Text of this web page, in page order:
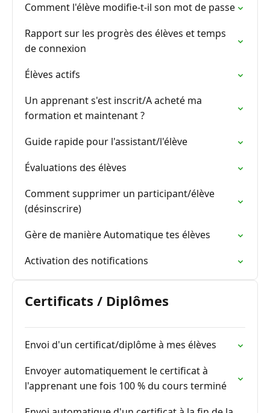
Comment l'élève modifie-t-il son mot de passe
Rapport sur les progrès des élèves et temps
de connexion
Élèves actifs
Un apprenant s'est inscrit/A acheté ma
formation et maintenant ?
Guide rapide pour l'assistant/l'élève
Évaluations des élèves
Comment supprimer un participant/élève
(désinscrire)
Gère de manière Automatique tes élèves
Activation des notifications
Certificats / Diplômes
Envoi d'un certificat/diplôme à mes élèves
Envoyer automatiquement le certificat à
l'apprenant une fois 100 % du cours terminé